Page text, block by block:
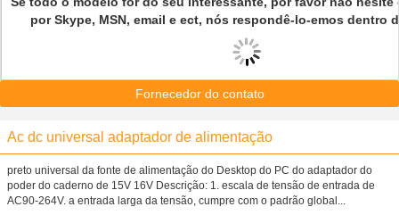
por Skype, MSN, email e ect, nós respondê-lo-emos dentro
Fornecedor do contato
Ac dc universal adaptador de alimentação
preto universal da fonte de alimentação do Desktop do PC do adaptador do
poder do caderno de 15V 16V Descrição: 1. escala de tensão de entrada de
AC90-264V. a entrada larga da tensão, cumpre com o padrão global...